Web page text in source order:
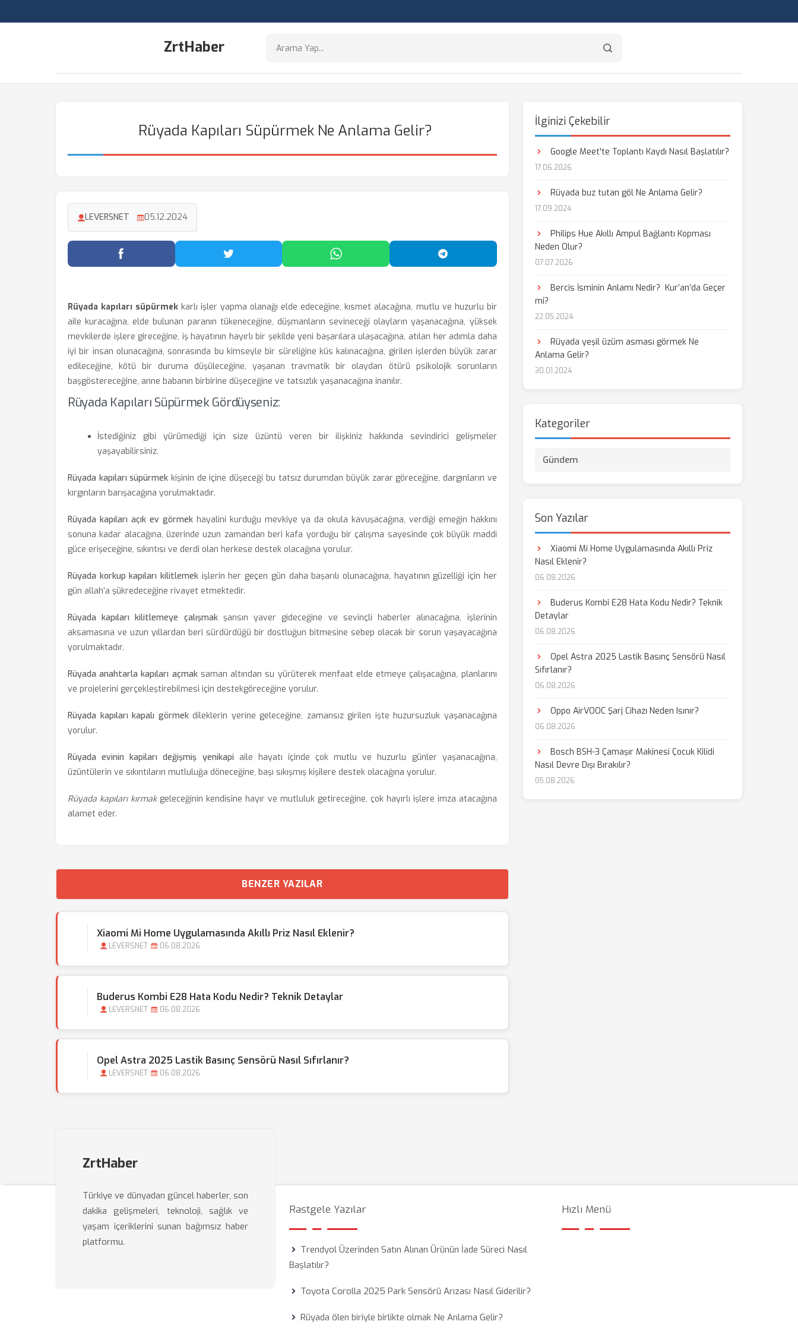
ZrtHaber
Rüyada Kapıları Süpürmek Ne Anlama Gelir?
LEVERSNET 05.12.2024
Facebook'ta Paylaş Twitter'da Paylaş WhatsApp'ta Paylaş Telegram'da Paylaş
Rüyada kapıları süpürmek karlı işler yapma olanağı elde edeceğine, kısmet alacağına, mutlu ve huzurlu bir
aile kuracağına, elde bulunan paranın tükeneceğine, düşmanların sevineceği olayların yaşanacağına, yüksek
mevkilerde işlere gireceğine, iş hayatının hayırlı bir şekilde yeni başarılara ulaşacağına, atılan her adımla daha
iyi bir insan olunacağına, sonrasında bu kimseyle bir süreliğine küs kalınacağına, girilen işlerden büyük zarar
edileceğine, kötü bir duruma düşüleceğine, yaşanan travmatik bir olaydan ötürü psikolojik sorunların
başgöstereceğine, anne babanın birbirine düşeceğine ve tatsızlık yaşanacağına inanılır.
Rüyada Kapıları Süpürmek Gördüyseniz:
İstediğiniz gibi yürümediği için size üzüntü veren bir ilişkiniz hakkında sevindirici gelişmeler
yaşayabilirsiniz.
Rüyada kapıları süpürmek kişinin de içine düşeceği bu tatsız durumdan büyük zarar göreceğine, dargınların ve
kırgınların barışacağına yorulmaktadır.
Rüyada kapıları açık ev görmekhayalini kurduğu mevkiye ya da okula kavuşacağına, verdiği emeğin hakkını
sonuna kadar alacağına, üzerinde uzun zamandan beri kafa yorduğu bir çalışma sayesinde çok büyük maddi
güce erişeceğine, sıkıntısı ve derdi olan herkese destek olacağına yorulur.
Rüyada korkup kapıları kilitlemek işlerin her geçen gün daha başarılı olunacağına, hayatının güzelliği için her
gün allah’a şükredeceğine rivayet etmektedir.
Rüyada kapıları kilitlemeye çalışmakşansın yaver gideceğine ve sevinçli haberler alınacağına, işlerinin
aksamasına ve uzun yıllardan beri sürdürdüğü bir dostluğun bitmesine sebep olacak bir sorun yaşayacağına
yorulmaktadır.
Rüyada anahtarla kapıları açmaksaman altından su yürüterek menfaat elde etmeye çalışacağına, planlarını
ve projelerini gerçekleştirebilmesi için destekgöreceğine yorulur.
Rüyada kapıları kapalı görmekdileklerin yerine geleceğine, zamansız girilen işte huzursuzluk yaşanacağına
yorulur.
Rüyada evinin kapiları değişmiş yenikapi aile hayatı içinde çok mutlu ve huzurlu günler yaşanacağına,
üzüntülerin ve sıkıntıların mutluluğa döneceğine, başı sıkışmış kişilere destek olacağına yorulur.
Rüyada kapıları kırmakgeleceğinin kendisine hayır ve mutluluk getireceğine, çok hayırlı işlere imza atacağına
alamet eder.
BENZER YAZILAR
Xiaomi Mi Home Uygulamasında Akıllı Priz Nasıl Eklenir?
LEVERSNET 06.08.2026
Buderus Kombi E28 Hata Kodu Nedir? Teknik Detaylar
LEVERSNET 06.08.2026
Opel Astra 2025 Lastik Basınç Sensörü Nasıl Sıfırlanır?
LEVERSNET 06.08.2026
İlginizi Çekebilir
Google Meet'te Toplantı Kaydı Nasıl Başlatılır?
17.06.2026
Rüyada buz tutan göl Ne Anlama Gelir?
17.09.2024
Philips Hue Akıllı Ampul Bağlantı Kopması
Neden Olur?
07.07.2026
Bercis İsminin Anlamı Nedir? Kur’an’da Geçer
mi?
22.05.2024
Rüyada yeşil üzüm asması görmek Ne
Anlama Gelir?
30.01.2024
Kategoriler
Gündem
Son Yazılar
Xiaomi Mi Home Uygulamasında Akıllı Priz
Nasıl Eklenir?
06.08.2026
Buderus Kombi E28 Hata Kodu Nedir? Teknik
Detaylar
06.08.2026
Opel Astra 2025 Lastik Basınç Sensörü Nasıl
Sıfırlanır?
06.08.2026
Oppo AirVOOC Şarj Cihazı Neden Isınır?
06.08.2026
Bosch BSH-3 Çamaşır Makinesi Çocuk Kilidi
Nasıl Devre Dışı Bırakılır?
05.08.2026
ZrtHaber
Türkiye ve dünyadan güncel haberler, son
dakika gelişmeleri, teknoloji, sağlık ve
yaşam içeriklerini sunan bağımsız haber
platformu.
Rastgele Yazılar
Trendyol Üzerinden Satın Alınan Ürünün İade Süreci Nasıl
Başlatılır?
Toyota Corolla 2025 Park Sensörü Arızası Nasıl Giderilir?
Rüyada ölen biriyle birlikte olmak Ne Anlama Gelir?
Hızlı Menü